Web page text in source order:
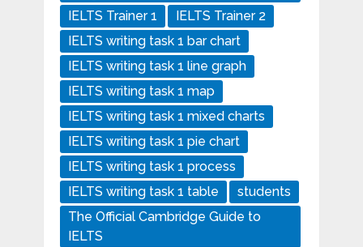
IELTS Trainer 1
IELTS Trainer 2
IELTS writing task 1 bar chart
IELTS writing task 1 line graph
IELTS writing task 1 map
IELTS writing task 1 mixed charts
IELTS writing task 1 pie chart
IELTS writing task 1 process
IELTS writing task 1 table
students
The Official Cambridge Guide to
IELTS